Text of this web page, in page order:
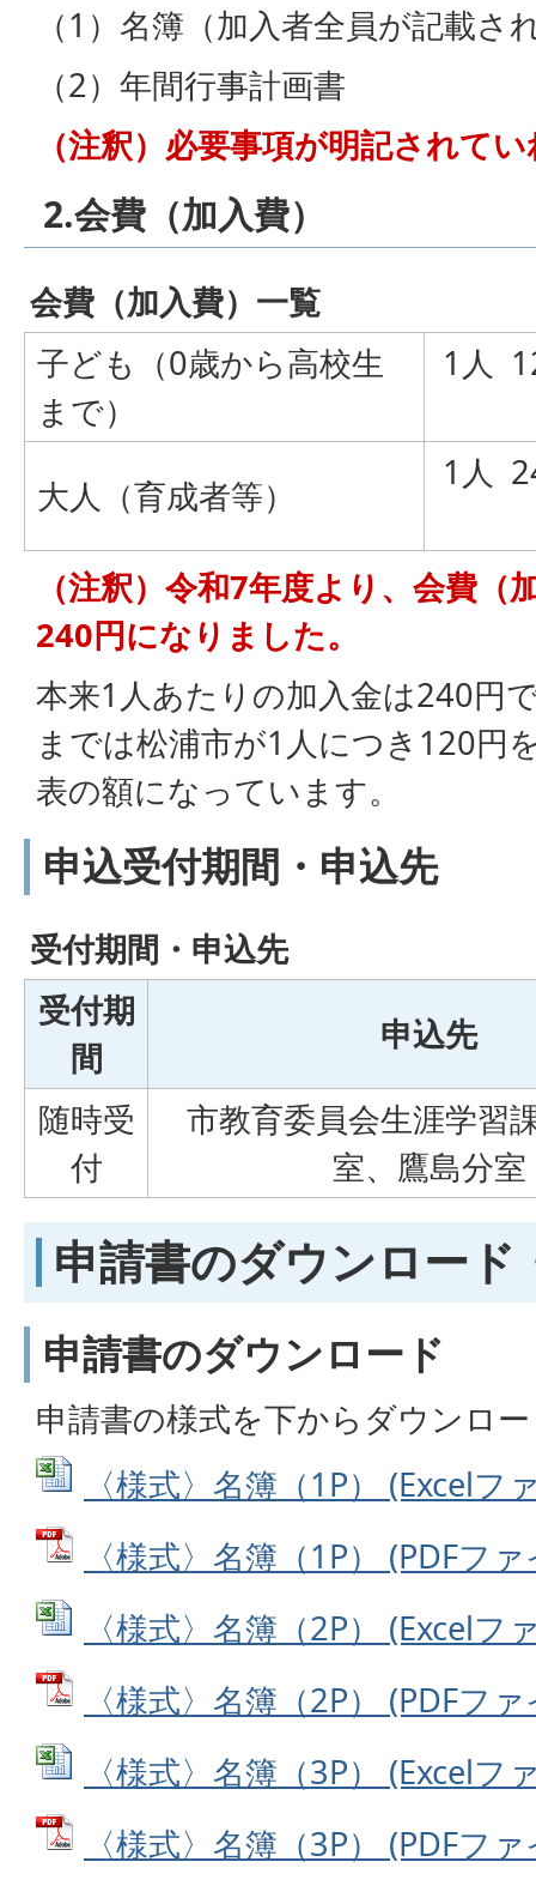
（1）名簿（加入者全員が記載
（2）年間行事計画書
（注釈）必要事項が明記されて
2.会費（加入費）
会費（加入費）一覧
子ども（0歳から高校生
まで）
1人
大人（育成者等）
1人
（注釈）令和7年度より、会費
240円になりました。
本来1人あたりの加入金は240円
までは松浦市が1人につき120円
表の額になっています。
申込受付期間・申込先
受付期間・申込先
受付期
間
申込先
随時受
付
市教育委員会生涯学習
室、鷹島分室
申請書のダウンロード
申請書のダウンロード
申請書の様式を下からダウンロ
〈様式〉名簿（1P） (Excelフ
〈様式〉名簿（1P） (PDFフ
〈様式〉名簿（2P） (Excelフ
〈様式〉名簿（2P） (PDFフ
〈様式〉名簿（3P） (Excelフ
〈様式〉名簿（3P） (PDFフ